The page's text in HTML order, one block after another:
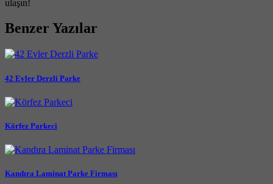
ulaşın!
Benzer Yazılar
42 Evler Derzli Parke
Körfez Parkeci
Kandıra Laminat Parke Firması